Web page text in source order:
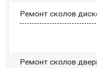
Ремонт сколов
Ремонт сколов